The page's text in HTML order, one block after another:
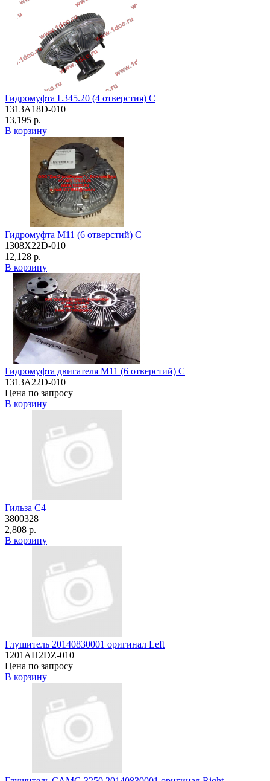
Гидромуфта L345.20 (4 отверстия) C
1313A18D-010
13,195 р.
В корзину
Гидромуфта M11 (6 отверстий) C
1308X22D-010
12,128 р.
В корзину
Гидромуфта двигателя М11 (6 отверстий) C
1313A22D-010
Цена по запросу
В корзину
Гильза C4
3800328
2,808 р.
В корзину
Глушитель 20140830001 оригинал Left
1201AH2DZ-010
Цена по запросу
В корзину